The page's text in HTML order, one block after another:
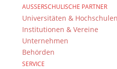
AUSSERSCHULISCHE PARTNER
Universitäten & Hochschulen
Institutionen & Vereine
Unternehmen
Behörden
SERVICE
(Kulturservice der Stad
diese Preisverleihung
publikumslosem
trafen sich am Donnerstag,